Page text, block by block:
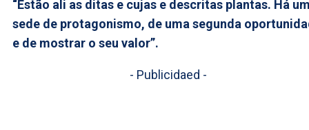
“Estão ali as ditas e cujas e descritas plantas. Há
sede de protagonismo, de uma segunda
e de mostrar o seu valor”.
- Publicidaed -